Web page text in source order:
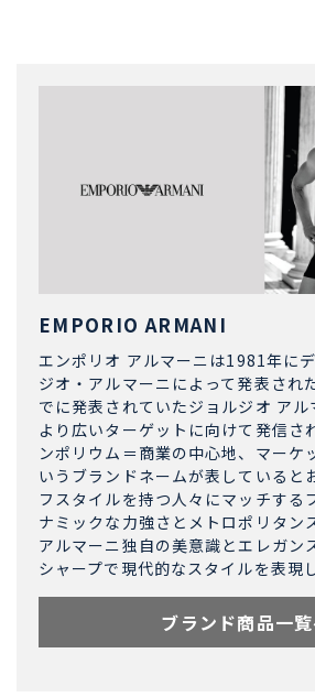
EMPORIO ARMANI
エンポリオ アルマーニは1981年に
ジオ・アルマーニによって発表され
でに発表されていたジョルジオ アル
より広いターゲットに向けて発信さ
ンポリウム＝商業の中心地、マーケ
いうブランドネームが表していると
フスタイルを持つ人々にマッチする
ナミックな力強さとメトロポリタン
アルマーニ独自の美意識とエレガン
シャープで現代的なスタイルを表現
ブランド商品一